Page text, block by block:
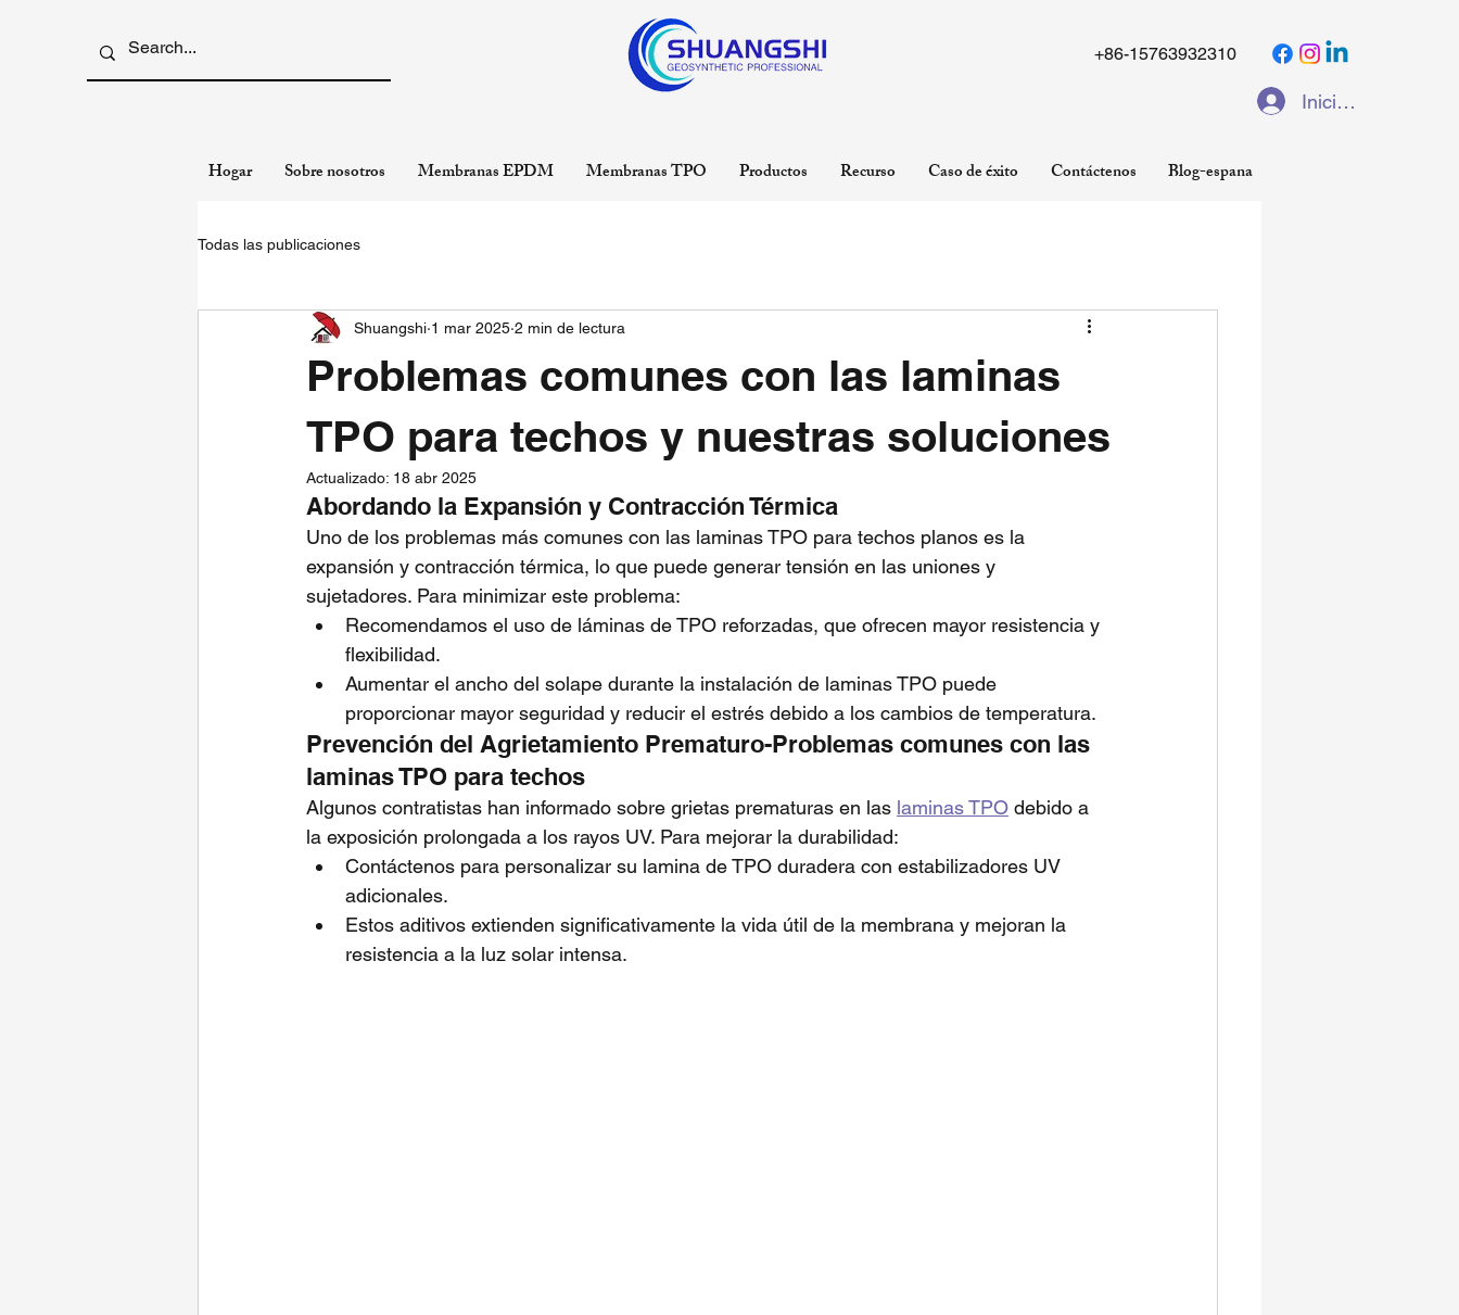
+86-15763932310
Iniciar sesión
Hogar Sobre nosotros Membranas EPDM Membranas TPO Productos Recurso Caso de éxito Contáctenos Blog-espana
Todas las publicaciones
Problemas comunes con las laminas
TPO para techos y nuestras soluciones
Shuangshi 1 mar 2025 2 min de lectura
Actualizado: 18 abr 2025
Abordando la Expansión y Contracción Térmica
Uno de los problemas más comunes con las laminas TPO para techos planos es la
expansión y contracción térmica, lo que puede generar tensión en las uniones y
sujetadores. Para minimizar este problema:
Recomendamos el uso de láminas de TPO reforzadas, que ofrecen mayor resistencia y
flexibilidad.
Aumentar el ancho del solape durante la instalación de laminas TPO puede
proporcionar mayor seguridad y reducir el estrés debido a los cambios de temperatura.
Prevención del Agrietamiento Prematuro-Problemas comunes con las
laminas TPO para techos
Algunos contratistas han informado sobre grietas prematuras en las laminas TPO debido a
la exposición prolongada a los rayos UV. Para mejorar la durabilidad:
Contáctenos para personalizar su lamina de TPO duradera con estabilizadores UV
adicionales.
Estos aditivos extienden significativamente la vida útil de la membrana y mejoran la
resistencia a la luz solar intensa.